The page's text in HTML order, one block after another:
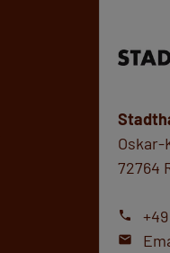
Oskar-
72764
phone
mail